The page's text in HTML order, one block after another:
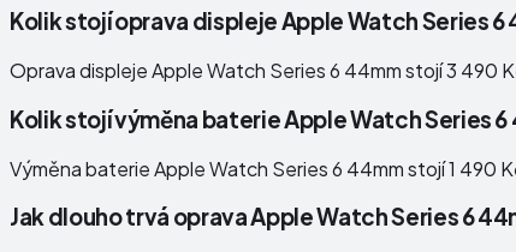
Kolik stojí oprava displeje Apple Watch Series 6
Oprava displeje Apple Watch Series 6 44mm stojí 3 490
Kolik stojí výměna baterie Apple Watch Series 6
Výměna baterie Apple Watch Series 6 44mm stojí 1 490
Jak dlouho trvá oprava Apple Watch Series 6